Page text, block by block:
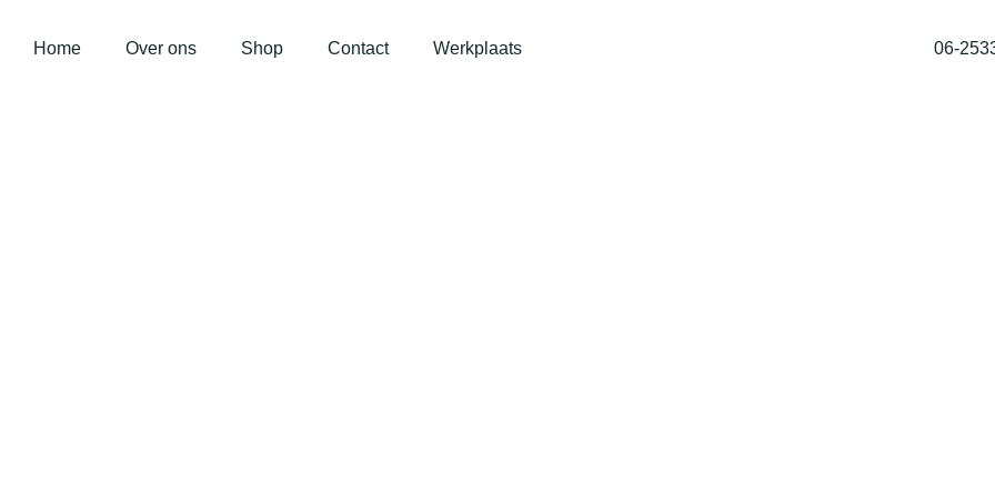
Home Over ons Shop Contact Werkplaats 06-